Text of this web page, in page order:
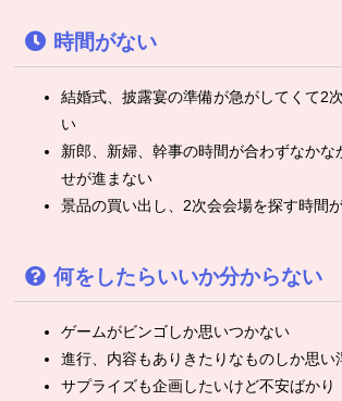
時間がない
結婚式、披露宴の準備が急がしてくて2
い
新郎、新婦、幹事の時間が合わずなかな
せが進まない
景品の買い出し、2次会会場を探す時間
何をしたらいいか分からない
ゲームがビンゴしか思いつかない
進行、内容もありきたりなものしか思い
サプライズも企画したいけど不安ばかり